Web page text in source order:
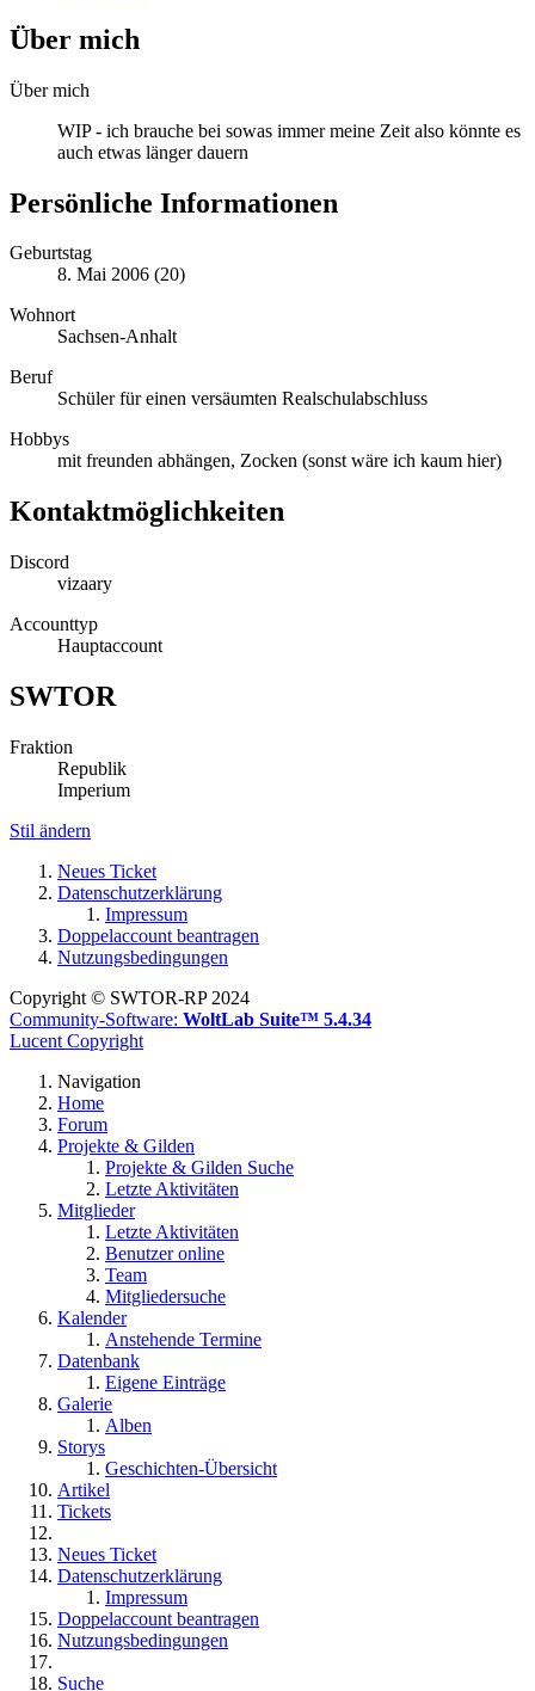
Über mich
Über mich
WIP - ich brauche bei sowas immer meine Zeit also könnte es
auch etwas länger dauern
Persönliche Informationen
Geburtstag
8. Mai 2006 (20)
Wohnort
Sachsen-Anhalt
Beruf
Schüler für einen versäumten Realschulabschluss
Hobbys
mit freunden abhängen, Zocken (sonst wäre ich kaum hier)
Kontaktmöglichkeiten
Discord
vizaary
Accounttyp
Hauptaccount
SWTOR
Fraktion
Republik
Imperium
Stil ändern
Neues Ticket
Datenschutzerklärung
Impressum
Doppelaccount beantragen
Nutzungsbedingungen
Copyright © SWTOR-RP 2024
Community-Software: WoltLab Suite™ 5.4.34
Lucent Copyright
Navigation
Home
Forum
Projekte & Gilden
Projekte & Gilden Suche
Letzte Aktivitäten
Mitglieder
Letzte Aktivitäten
Benutzer online
Team
Mitgliedersuche
Kalender
Anstehende Termine
Datenbank
Eigene Einträge
Galerie
Alben
Storys
Geschichten-Übersicht
Artikel
Tickets
Neues Ticket
Datenschutzerklärung
Impressum
Doppelaccount beantragen
Nutzungsbedingungen
Suche